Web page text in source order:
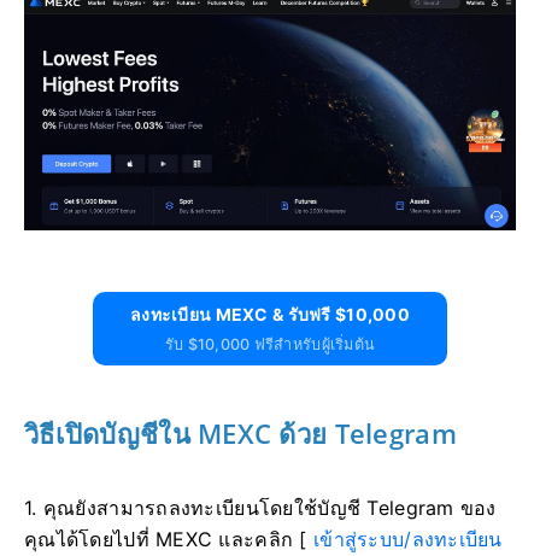
ลงทะเบียน MEXC & รับฟรี $10,000
รับ $10,000 ฟรีสำหรับผู้เริ่มต้น
วิธีเปิดบัญชีใน MEXC ด้วย Telegram
1. คุณยังสามารถลงทะเบียนโดยใช้บัญชี Telegram ของ
คุณได้โดยไปที่ MEXC และคลิก [ เข้าสู่ระบบ/ลงทะเบียน